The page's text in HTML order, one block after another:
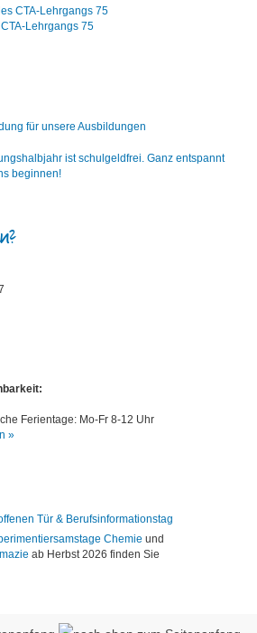
Lehrgangs 75
Ferientage: Mo-Fr 8-12 Uhr
»
Tür & Berufsinformationstag
Chemie und
ab Herbst 2026 finden Sie